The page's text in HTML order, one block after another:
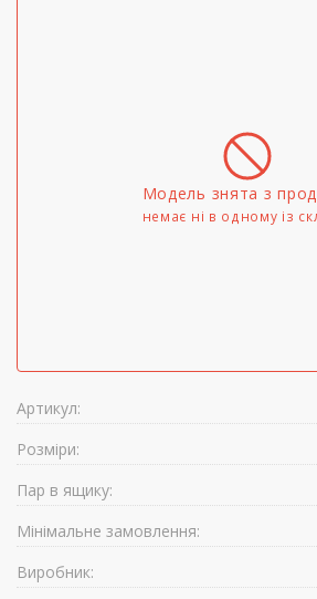
Модель знята з
немає ні в одному iз
Артикул:
Розміри:
Пар в ящику:
Мінімальне замовлення:
Виробник: